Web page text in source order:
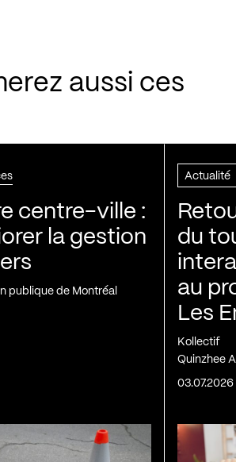
aussi ces
centre-ville :
la gestion
publique de Montréal
Actualité
du
au
Les
Kollectif
Quinzhee
03.07.2026